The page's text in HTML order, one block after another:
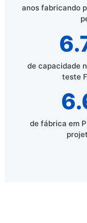
anos fabricando
de capacidade
teste
de fábrica em